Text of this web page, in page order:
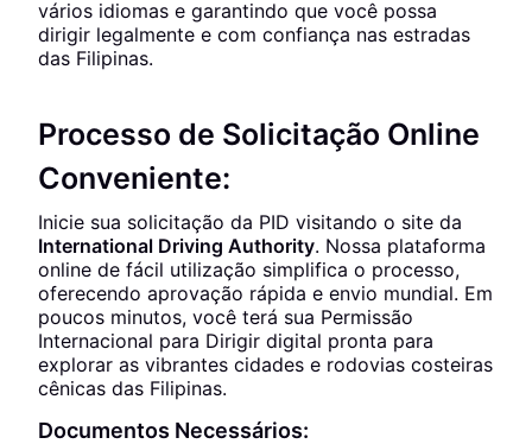
vários idiomas e garantindo que você possa
dirigir legalmente e com confiança nas estradas
das Filipinas.
Processo de Solicitação Online
Conveniente:
Inicie sua solicitação da PID visitando o site da
International Driving Authority. Nossa plataforma
online de fácil utilização simplifica o processo,
oferecendo aprovação rápida e envio mundial. Em
poucos minutos, você terá sua Permissão
Internacional para Dirigir digital pronta para
explorar as vibrantes cidades e rodovias costeiras
cênicas das Filipinas.
Documentos Necessários: